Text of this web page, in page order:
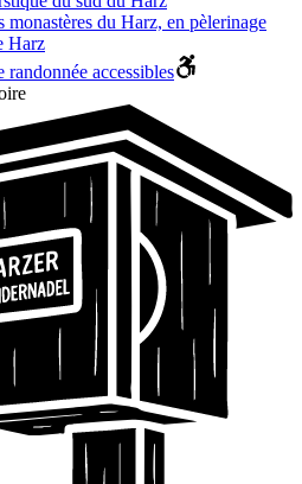
monastères du Harz, en pèlerinage
Harz
randonnée accessibles